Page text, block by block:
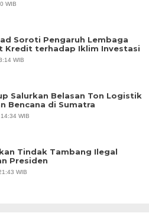
WIB
Soroti Pengaruh Lembaga
Kredit terhadap Iklim Investasi
WIB
Salurkan Belasan Ton Logistik
Bencana di Sumatra
WIB
Tindak Tambang Ilegal
Presiden
WIB